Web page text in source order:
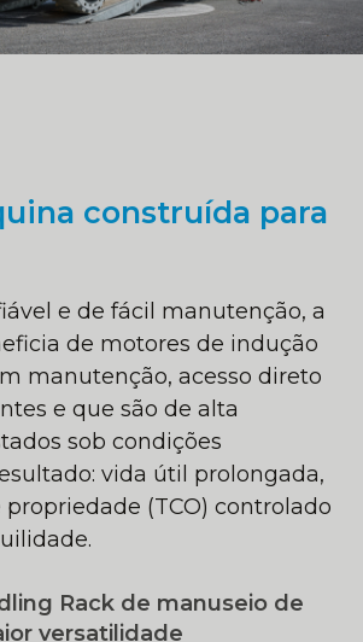
construída para
e de fácil manutenção, a
de motores de indução
manutenção, acesso direto
e que são de alta
sob condições
vida útil prolongada,
(TCO) controlado
Rack de manuseio de
versatilidade